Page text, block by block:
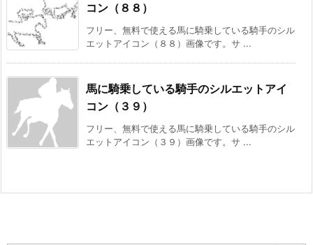
コン（８８）
フリー、無料で使える馬に騎乗している騎手のシル
エットアイコン（８８）画像です。サ ...
馬に騎乗している騎手のシルエットアイ
コン（３９）
フリー、無料で使える馬に騎乗している騎手のシル
エットアイコン（３９）画像です。サ ...